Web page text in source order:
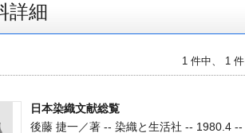
詳細
1 件中、 1 件
日本染織文献総覧
後藤 捷一／著 -- 染織と生活社 -- 1980.4 --